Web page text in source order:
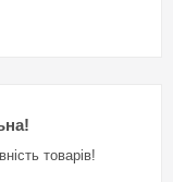
товарів!